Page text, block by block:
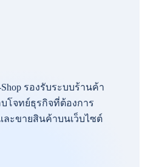
รองรับระบบร้านค้า
โจทย์ธุรกิจที่ต้องการ
ละขายสินค้าบนเว็บไซต์